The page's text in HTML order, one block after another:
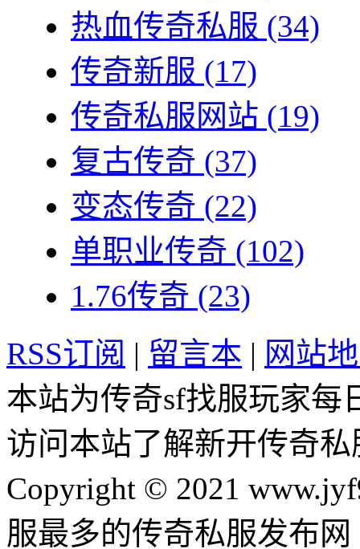
热血传奇私服 (34)
传奇新服 (17)
传奇私服网站 (19)
复古传奇 (37)
变态传奇 (22)
单职业传奇 (102)
1.76传奇 (23)
RSS订阅 | 留言本 | 网站
本站为传奇sf找服玩家每
访问本站了解新开传奇
Copyright © 2021
服最多的传奇私服发布